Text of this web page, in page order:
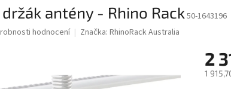
antény - Rhino Rack 50-1643196
hodnocení Značka: RhinoRack Australia
2
1